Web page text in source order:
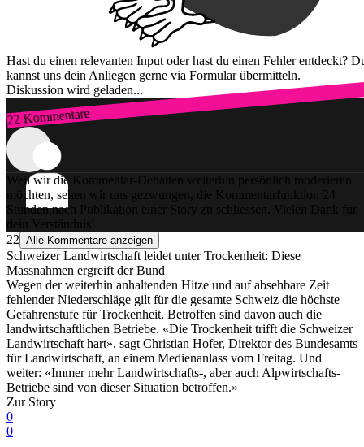
Hast du einen relevanten Input oder hast du einen Fehler entdeckt?
kannst uns dein Anliegen gerne via Formular übermitteln.
Diskussion wird geladen...
22 Kommentare
Zum Login
Weil wir die Kommentar-Debatten weiterhin persönlich moderieren
möchten, sehen wir uns gezwungen, die Kommentarfunktion 24
Stunden nach Publikation einer Story zu schliessen. Vielen Dank für
dein Verständnis!
22 Alle Kommentare anzeigen
Schweizer Landwirtschaft leidet unter Trockenheit: Diese
Massnahmen ergreift der Bund
Wegen der weiterhin anhaltenden Hitze und auf absehbare Zeit
fehlender Niederschläge gilt für die gesamte Schweiz die höchste
Gefahrenstufe für Trockenheit. Betroffen sind davon auch die
landwirtschaftlichen Betriebe. «Die Trockenheit trifft die Schweizer
Landwirtschaft hart», sagt Christian Hofer, Direktor des Bundesamts
für Landwirtschaft, an einem Medienanlass vom Freitag. Und
weiter: «Immer mehr Landwirtschafts-, aber auch Alpwirtschafts-
Betriebe sind von dieser Situation betroffen.»
Zur Story
0
0